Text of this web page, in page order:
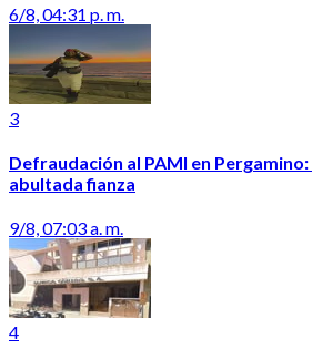
6/8, 04:31 p. m.
3
Defraudación al PAMI en
abultada fianza
9/8, 07:03 a. m.
4